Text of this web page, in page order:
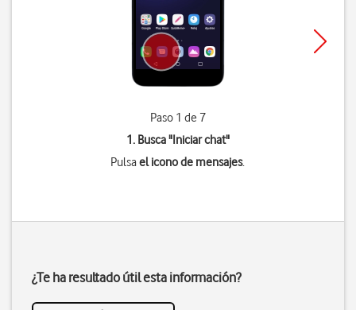
Paso 1 de 7
1. Busca "Iniciar chat"
Pulsael icono de mensajes.
¿Te ha resultado útil esta información?